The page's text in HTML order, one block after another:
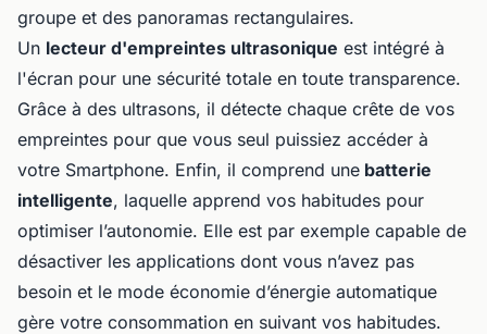
groupe et des panoramas rectangulaires.
Un lecteur d'empreintes ultrasonique est intégré à
l'écran pour une sécurité totale en toute transparence.
Grâce à des ultrasons, il détecte chaque crête de vos
empreintes pour que vous seul puissiez accéder à
votre Smartphone. Enfin, il comprend une batterie
intelligente, laquelle apprend vos habitudes pour
optimiser l’autonomie. Elle est par exemple capable de
désactiver les applications dont vous n’avez pas
besoin et le mode économie d’énergie automatique
gère votre consommation en suivant vos habitudes.